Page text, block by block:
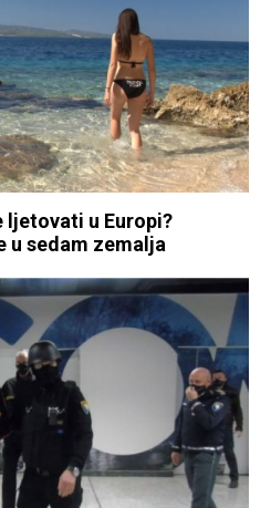
u Europi?
u sedam zemalja